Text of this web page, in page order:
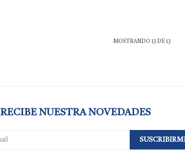
MOSTRANDO 13 DE 13
RECIBE NUESTRA NOVEDADES